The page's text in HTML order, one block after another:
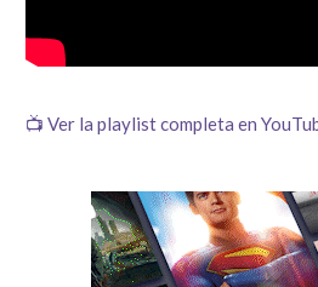
📺 Ver la playlist completa en